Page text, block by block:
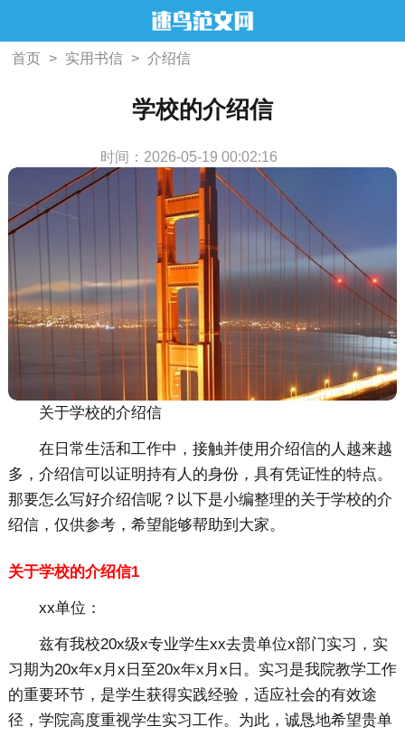
首页 > 实用书信 > 介绍信
学校的介绍信
时间：2026-05-19 00:02:16
关于学校的介绍信
在日常生活和工作中，接触并使用介绍信的人越来越
多，介绍信可以证明持有人的身份，具有凭证性的特点。
那要怎么写好介绍信呢？以下是小编整理的关于学校的介
绍信，仅供参考，希望能够帮助到大家。
关于学校的介绍信1
xx单位：
兹有我校20x级x专业学生xx去贵单位x部门实习，实
习期为20x年x月x日至20x年x月x日。实习是我院教学工作
的重要环节，是学生获得实践经验，适应社会的有效途
径，学院高度重视学生实习工作。为此，诚恳地希望贵单